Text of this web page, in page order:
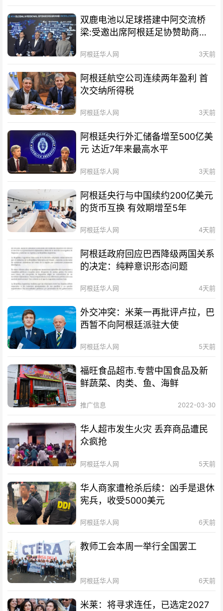
双鹿电池以足球搭建中阿交流桥
梁:受邀出席阿根廷足协赞助商招
阿根廷华人网 3天前
阿根廷航空公司连续两年盈利 首
次交纳所得税
阿根廷华人网 3天前
阿根廷央行外汇储备增至500亿美
元 达近7年来最高水平
阿根廷华人网 3天前
阿根廷央行与中国续约200亿美元
的货币互换 有效期增至5年
阿根廷华人网 4天前
阿根廷政府回应巴西降级两国关系
的决定：纯粹意识形态问题
阿根廷华人网 4天前
外交冲突：米莱一再批评卢拉，巴
西暂不向阿根廷派驻大使
阿根廷华人网 5天前
福旺食品超市.专营中国食品及新
鲜蔬菜、肉类、鱼、海鲜
推广信息 2022-03-30
华人超市发生火灾 丢弃商品遭民
众疯抢
阿根廷华人网 5天前
华人商家遭枪杀后续：凶手是退休
宪兵，收受5000美元
阿根廷华人网 6天前
教师工会本周一举行全国罢工
阿根廷华人网 6天前
米莱：将寻求连任，已选定2027